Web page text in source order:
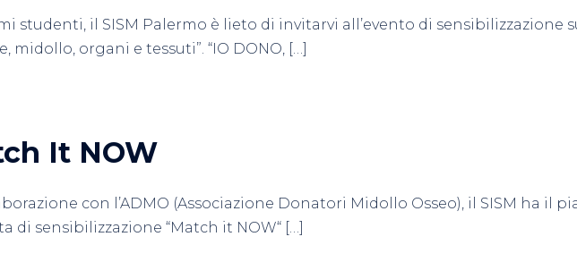
studenti, il SISM Palermo è lieto di invitarvi all’evento di sensibilizzazione
midollo, organi e tessuti”. “IO DONO, […]
It NOW
con l’ADMO (Associazione Donatori Midollo Osseo), il SISM ha il
di sensibilizzazione “Match it NOW“ […]